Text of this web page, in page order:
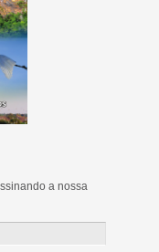
a nossa